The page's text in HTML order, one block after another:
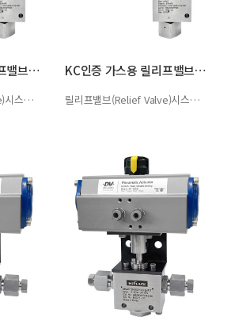
KC인증 가스용 릴리프밸브(Proportio…
릴리프밸브(Relief Valve)시스템 내부 압력이 설정된 압력 이상으로 상…
KC인증 가스용 릴리프밸브(Proportio…
릴리프밸브(Relief Valve)시스템 내부 압력이 설정된 압력 이상으로 상…